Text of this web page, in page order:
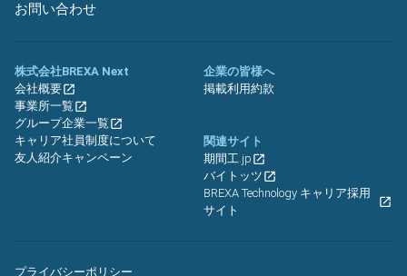
お問い合わせ
株式会社BREXA Next
会社概要
事業所一覧
グループ企業一覧
キャリア社員制度について
友人紹介キャンペーン
企業の皆様へ
掲載利用約款
関連サイト
期間工.jp
バイトッツ
BREXA Technology キャリア採用
サイト
プライバシーポリシー